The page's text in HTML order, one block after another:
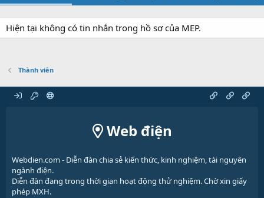
Hiện tại không có tin nhắn trong hồ sơ của MEP.
Thành viên
Web điện
Webdien.com - Diễn đàn chia sẻ kiến thức, kinh nghiệm, tài nguyên
ngành điện.
Diễn đàn đang trong thời gian hoạt động thử nghiệm. Chờ xin giấy
phép MXH.